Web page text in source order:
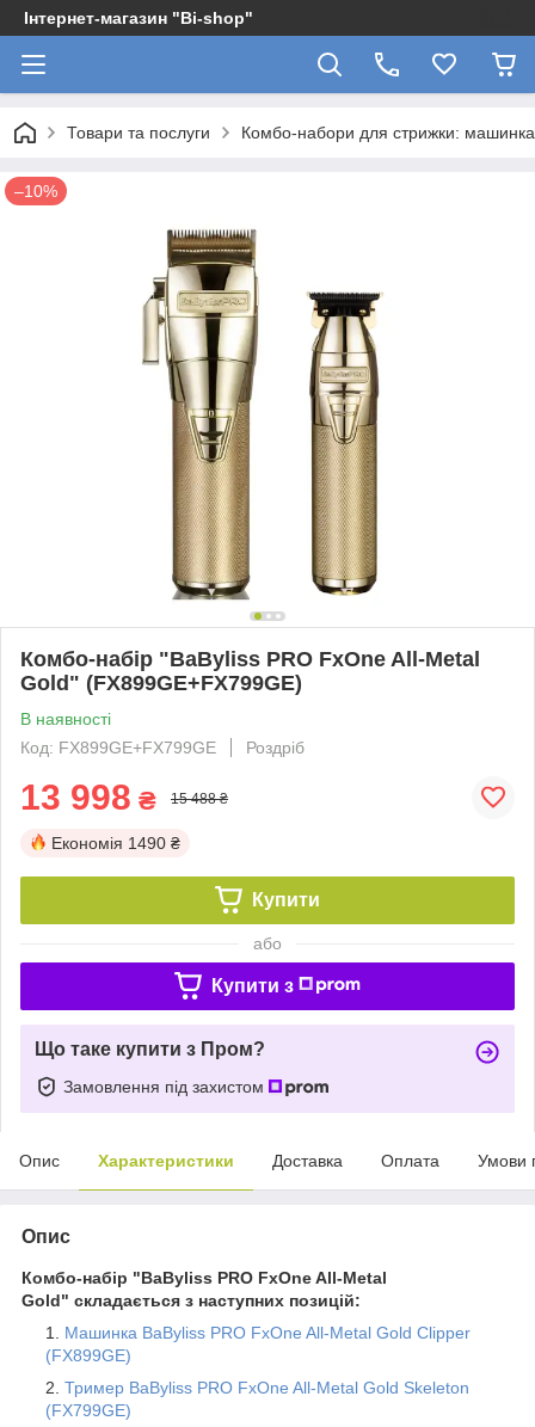
Інтернет-магазин "Bi-shop"
Товари та послуги Комбо-набори для стрижки:
–10%
Комбо-набір "BaByliss PRO FxOne All-Metal
Gold" (FX899GE+FX799GE)
В наявності
Код: FX899GE+FX799GE
Роздріб
13 998 ₴ 15 488 ₴
Економія 1490 ₴
Купити
або
Купити з
Що таке купити з Пром?
Замовлення під захистом
Опис Характеристики Доставка Оплата Умови
Опис
Комбо-набір "BaByliss PRO FxOne All-Metal
Gold" складається з наступних позицій:
Машинка BaByliss PRO FxOne All-Metal Gold Clipper
(FX899GE)
Тример BaByliss PRO FxOne All-Metal Gold Skeleton
(FX799GE)